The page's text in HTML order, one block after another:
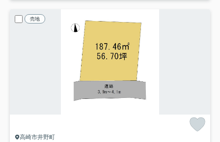
売地
高崎市井野町